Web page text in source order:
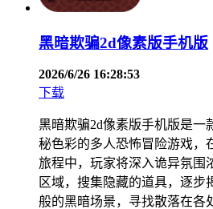
黑暗欺骗2d像素版手机版
2026/6/26 16:28:53
下载
黑暗欺骗2d像素版手机版是一
秘色彩的多人恐怖冒险游戏，
旅程中，玩家将深入诡异氛围
区域，搜集隐藏的道具，逐步
般的黑暗场景，寻找散落在各